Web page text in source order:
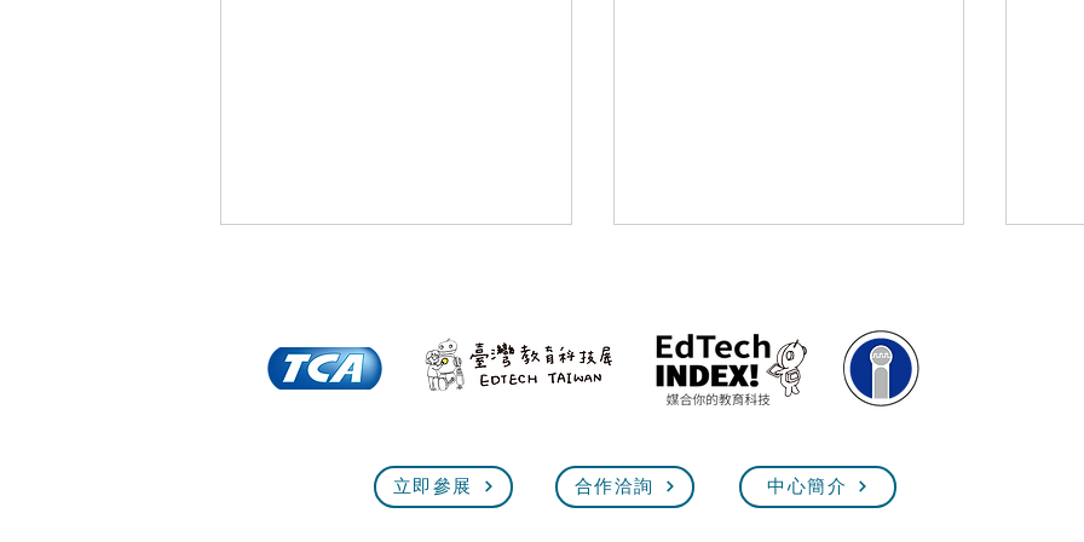
倒數一個月！全臺規模最大、
最熱血的技能盛會即將展開！
5/25 臺灣教育科技展 技職教
育館【技職超展開】線上說明
立即參展 合作洽詢 中心簡介